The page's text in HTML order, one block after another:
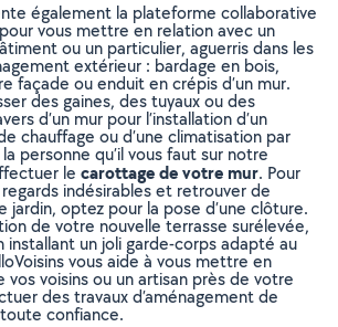
également la plateforme collaborative
vous mettre en relation avec un
ou un particulier, aguerris dans les
extérieur : bardage en bois,
façade ou enduit en crépis d’un mur.
des gaines, des tuyaux ou des
d’un mur pour l’installation d’un
chauffage ou d’une climatisation par
personne qu’il vous faut sur notre
le carottage de votre mur. Pour
indésirables et retrouver de
jardin, optez pour la pose d’une clôture.
de votre nouvelle terrasse surélevée,
installant un joli garde-corps adapté au
vous aide à vous mettre en
voisins ou un artisan près de votre
des travaux d’aménagement de
confiance.